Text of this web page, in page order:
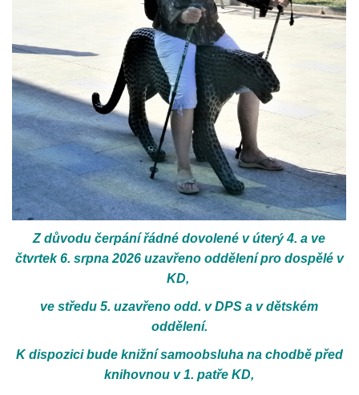
Z důvodu čerpání řádné dovolené v úterý 4. a ve
čtvrtek 6. srpna 2026 uzavřeno oddělení pro dospělé v
KD,
ve středu 5. uzavřeno odd. v DPS a v dětském
oddělení.
K dispozici bude knižní samoobsluha na chodbě před
knihovnou v 1. patře KD,